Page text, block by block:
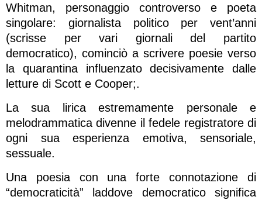
Whitman, personaggio controverso e poeta
singolare: giornalista politico per vent’anni
(scrisse per vari giornali del partito
democratico), cominciò a scrivere poesie verso
la quarantina influenzato decisivamente dalle
letture di Scott e Cooper;.
La sua lirica estremamente personale e
melodrammatica divenne il fedele registratore di
ogni sua esperienza emotiva, sensoriale,
sessuale.
Una poesia con una forte connotazione di
“democraticità” laddove democratico significa